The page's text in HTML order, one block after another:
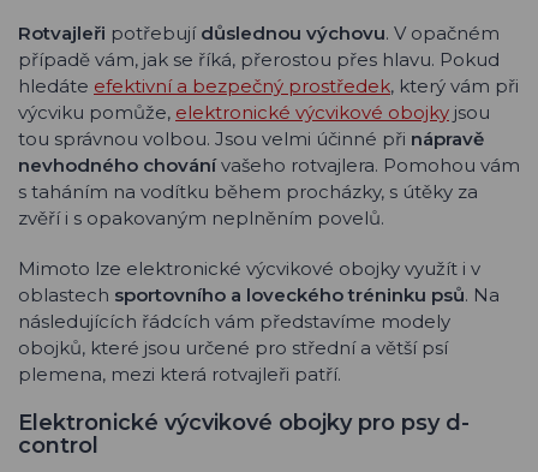
Rotvajleři potřebují důslednou výchovu. V opačném
případě vám, jak se říká, přerostou přes hlavu. Pokud
hledáte efektivní a bezpečný prostředek, který vám při
výcviku pomůže, elektronické výcvikové obojky jsou
tou správnou volbou. Jsou velmi účinné při nápravě
nevhodného chovánívašeho rotvajlera. Pomohou vám
s taháním na vodítku během procházky, s útěky za
zvěří i s opakovaným neplněním povelů.
Mimoto lze elektronické výcvikové obojky využít i v
oblastech sportovního a loveckého tréninku psů. Na
následujících řádcích vám představíme modely
obojků, které jsou určené pro střední a větší psí
plemena, mezi která rotvajleři patří.
Elektronické výcvikové obojky pro psy d-
control